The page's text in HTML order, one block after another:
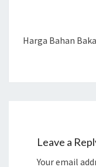
Harga Bahan
Leave a
Your email